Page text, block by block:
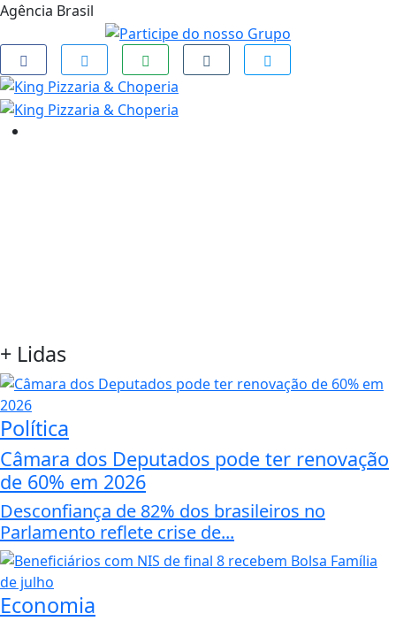
Agência Brasil
+ Lidas
Política
Câmara dos Deputados pode ter renovação
de 60% em 2026
Desconfiança de 82% dos brasileiros no
Parlamento reflete crise de...
Economia